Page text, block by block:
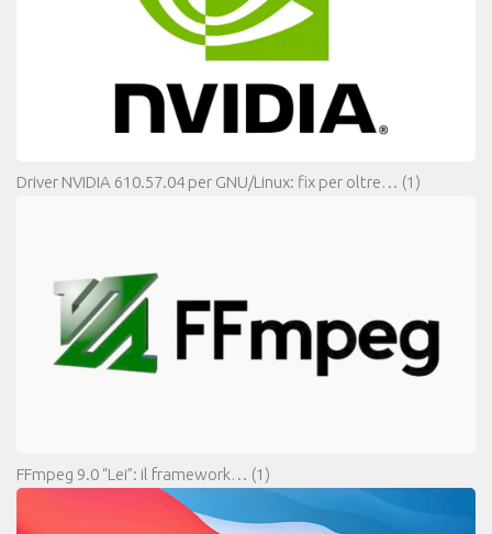
Driver NVIDIA 610.57.04 per GNU/Linux: fix per oltre… (1)
FFmpeg 9.0 “Lei”: il framework… (1)